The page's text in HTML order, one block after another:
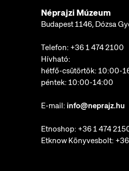
Néprajzi Múzeum
Budapest 1146, Dózsa
Telefon: +36 1 474 2100
Hívható:
hétfő-csütörtök: 10:00-
péntek: 10:00-14:00
E-mail: info@neprajz.hu
Etnoshop: +36 1 474
Etknow Könyvesbolt: